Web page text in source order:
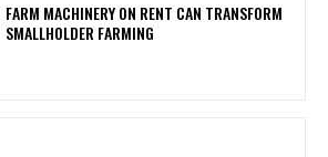
FARM MACHINERY ON RENT CAN TRANSFORM
SMALLHOLDER FARMING